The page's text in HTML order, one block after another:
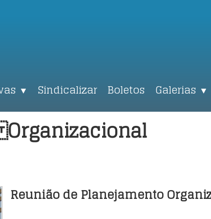
▼ Sindicalizar Boletos Galerias ▼
Reunião de Planejamento